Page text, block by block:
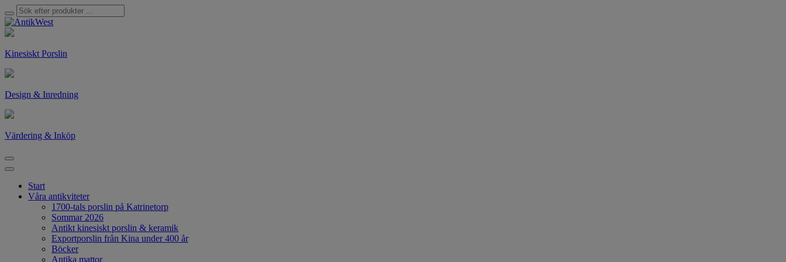
Kinesiskt Porslin
Design & Inredning
Värdering & Inköp
Start
Våra antikviteter
1700-tals porslin på Katrinetorp
Sommar 2026
Antikt kinesiskt porslin & keramik
Exportporslin från Kina under 400 år
Böcker
Antika mattor